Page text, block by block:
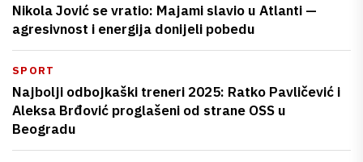
Nikola Jović se vratio: Majami slavio u Atlanti —
agresivnost i energija donijeli pobedu
SPORT
Najbolji odbojkaški treneri 2025: Ratko Pavličević i
Aleksa Brđović proglašeni od strane OSS u
Beogradu